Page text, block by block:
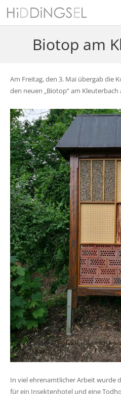
Biotop am
Am Freitag, den 3. Mai übergab die
den neuen „Biotop“ am Kleuterbach
In viel ehrenamtlicher Arbeit wurde
für ein Insektenhotel und eine